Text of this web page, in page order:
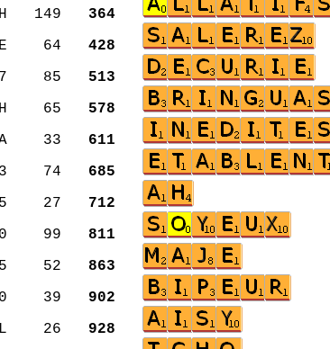
149 364
64 428
85 513
65 578
33 611
74 685
27 712
99 811
52 863
39 902
26 928